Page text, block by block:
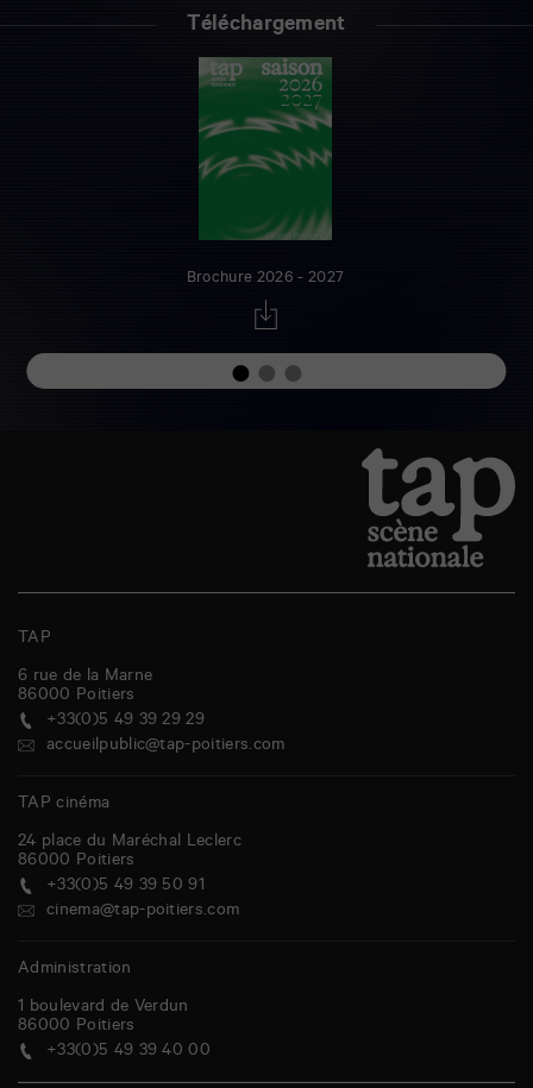
Téléchargement
Brochure 2026 - 2027
TAP
6 rue de la Marne
86000 Poitiers
+33(0)5 49 39 29 29
accueilpublic@tap-poitiers.com
TAP cinéma
24 place du Maréchal Leclerc
86000 Poitiers
+33(0)5 49 39 50 91
cinema@tap-poitiers.com
Administration
1 boulevard de Verdun
86000 Poitiers
+33(0)5 49 39 40 00